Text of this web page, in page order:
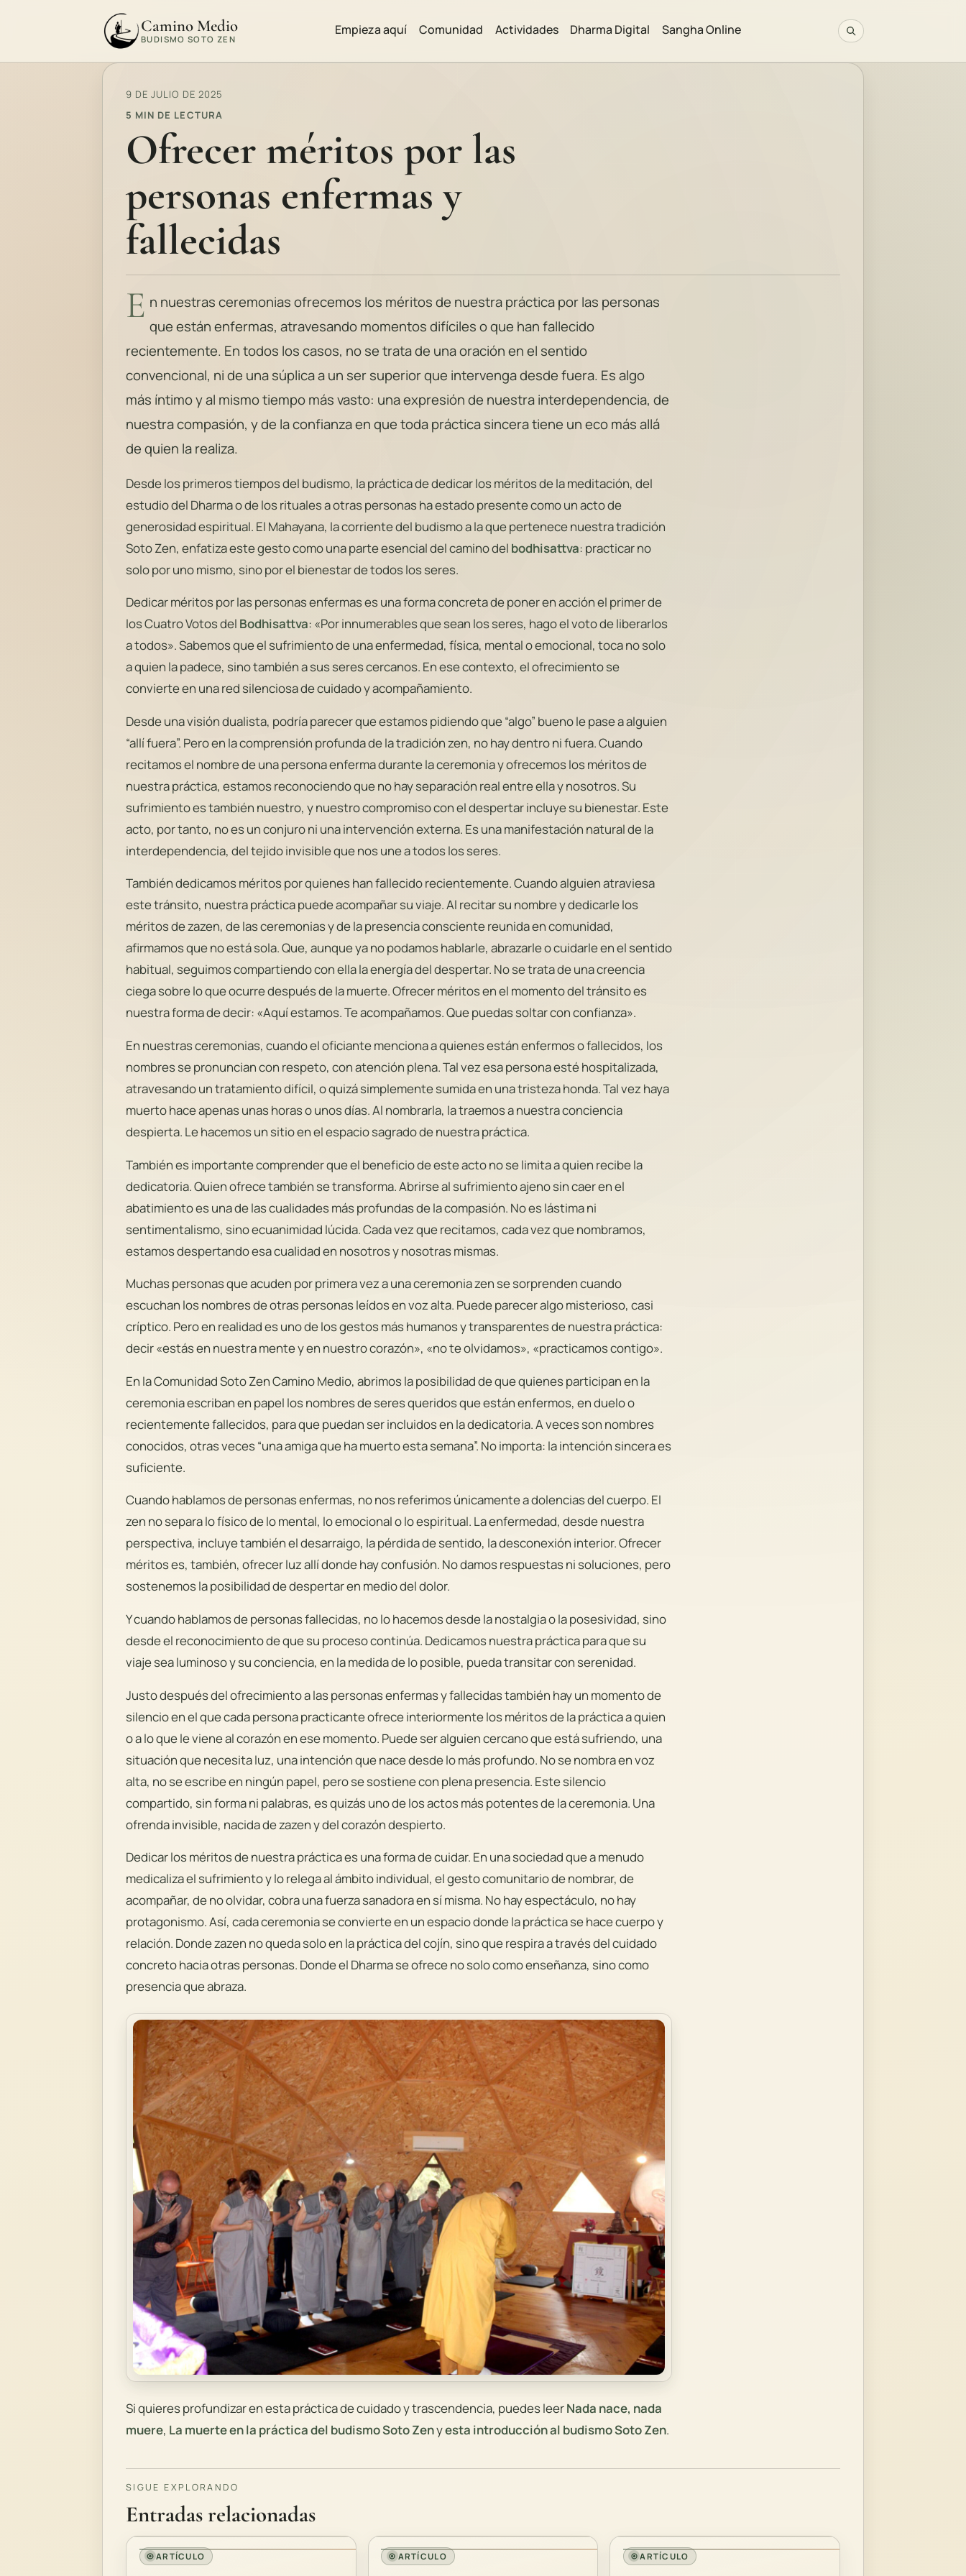
Camino Medio
BUDISMO SOTO ZEN
Empieza aquí Comunidad Actividades Dharma Digital Sangha Online
9 DE JULIO DE 2025
5 MIN DE LECTURA
Ofrecer méritos por las
personas enfermas y
fallecidas
E n nuestras ceremonias ofrecemos los méritos de nuestra práctica por las personas
que están enfermas, atravesando momentos difíciles o que han fallecido
recientemente. En todos los casos, no se trata de una oración en el sentido
convencional, ni de una súplica a un ser superior que intervenga desde fuera. Es algo
más íntimo y al mismo tiempo más vasto: una expresión de nuestra interdependencia, de
nuestra compasión, y de la confianza en que toda práctica sincera tiene un eco más allá
de quien la realiza.
Desde los primeros tiempos del budismo, la práctica de dedicar los méritos de la meditación, del
estudio del Dharma o de los rituales a otras personas ha estado presente como un acto de
generosidad espiritual. El Mahayana, la corriente del budismo a la que pertenece nuestra tradición
Soto Zen, enfatiza este gesto como una parte esencial del camino del bodhisattva: practicar no
solo por uno mismo, sino por el bienestar de todos los seres.
Dedicar méritos por las personas enfermas es una forma concreta de poner en acción el primer de
los Cuatro Votos del Bodhisattva: «Por innumerables que sean los seres, hago el voto de liberarlos
a todos». Sabemos que el sufrimiento de una enfermedad, física, mental o emocional, toca no solo
a quien la padece, sino también a sus seres cercanos. En ese contexto, el ofrecimiento se
convierte en una red silenciosa de cuidado y acompañamiento.
Desde una visión dualista, podría parecer que estamos pidiendo que “algo” bueno le pase a alguien
“allí fuera”. Pero en la comprensión profunda de la tradición zen, no hay dentro ni fuera. Cuando
recitamos el nombre de una persona enferma durante la ceremonia y ofrecemos los méritos de
nuestra práctica, estamos reconociendo que no hay separación real entre ella y nosotros. Su
sufrimiento es también nuestro, y nuestro compromiso con el despertar incluye su bienestar. Este
acto, por tanto, no es un conjuro ni una intervención externa. Es una manifestación natural de la
interdependencia, del tejido invisible que nos une a todos los seres.
También dedicamos méritos por quienes han fallecido recientemente. Cuando alguien atraviesa
este tránsito, nuestra práctica puede acompañar su viaje. Al recitar su nombre y dedicarle los
méritos de zazen, de las ceremonias y de la presencia consciente reunida en comunidad,
afirmamos que no está sola. Que, aunque ya no podamos hablarle, abrazarle o cuidarle en el sentido
habitual, seguimos compartiendo con ella la energía del despertar. No se trata de una creencia
ciega sobre lo que ocurre después de la muerte. Ofrecer méritos en el momento del tránsito es
nuestra forma de decir: «Aquí estamos. Te acompañamos. Que puedas soltar con confianza».
En nuestras ceremonias, cuando el oficiante menciona a quienes están enfermos o fallecidos, los
nombres se pronuncian con respeto, con atención plena. Tal vez esa persona esté hospitalizada,
atravesando un tratamiento difícil, o quizá simplemente sumida en una tristeza honda. Tal vez haya
muerto hace apenas unas horas o unos días. Al nombrarla, la traemos a nuestra conciencia
despierta. Le hacemos un sitio en el espacio sagrado de nuestra práctica.
También es importante comprender que el beneficio de este acto no se limita a quien recibe la
dedicatoria. Quien ofrece también se transforma. Abrirse al sufrimiento ajeno sin caer en el
abatimiento es una de las cualidades más profundas de la compasión. No es lástima ni
sentimentalismo, sino ecuanimidad lúcida. Cada vez que recitamos, cada vez que nombramos,
estamos despertando esa cualidad en nosotros y nosotras mismas.
Muchas personas que acuden por primera vez a una ceremonia zen se sorprenden cuando
escuchan los nombres de otras personas leídos en voz alta. Puede parecer algo misterioso, casi
críptico. Pero en realidad es uno de los gestos más humanos y transparentes de nuestra práctica:
decir «estás en nuestra mente y en nuestro corazón», «no te olvidamos», «practicamos contigo».
En la Comunidad Soto Zen Camino Medio, abrimos la posibilidad de que quienes participan en la
ceremonia escriban en papel los nombres de seres queridos que están enfermos, en duelo o
recientemente fallecidos, para que puedan ser incluidos en la dedicatoria. A veces son nombres
conocidos, otras veces “una amiga que ha muerto esta semana”. No importa: la intención sincera es
suficiente.
Cuando hablamos de personas enfermas, no nos referimos únicamente a dolencias del cuerpo. El
zen no separa lo físico de lo mental, lo emocional o lo espiritual. La enfermedad, desde nuestra
perspectiva, incluye también el desarraigo, la pérdida de sentido, la desconexión interior. Ofrecer
méritos es, también, ofrecer luz allí donde hay confusión. No damos respuestas ni soluciones, pero
sostenemos la posibilidad de despertar en medio del dolor.
Y cuando hablamos de personas fallecidas, no lo hacemos desde la nostalgia o la posesividad, sino
desde el reconocimiento de que su proceso continúa. Dedicamos nuestra práctica para que su
viaje sea luminoso y su conciencia, en la medida de lo posible, pueda transitar con serenidad.
Justo después del ofrecimiento a las personas enfermas y fallecidas también hay un momento de
silencio en el que cada persona practicante ofrece interiormente los méritos de la práctica a quien
o a lo que le viene al corazón en ese momento. Puede ser alguien cercano que está sufriendo, una
situación que necesita luz, una intención que nace desde lo más profundo. No se nombra en voz
alta, no se escribe en ningún papel, pero se sostiene con plena presencia. Este silencio
compartido, sin forma ni palabras, es quizás uno de los actos más potentes de la ceremonia. Una
ofrenda invisible, nacida de zazen y del corazón despierto.
Dedicar los méritos de nuestra práctica es una forma de cuidar. En una sociedad que a menudo
medicaliza el sufrimiento y lo relega al ámbito individual, el gesto comunitario de nombrar, de
acompañar, de no olvidar, cobra una fuerza sanadora en sí misma. No hay espectáculo, no hay
protagonismo. Así, cada ceremonia se convierte en un espacio donde la práctica se hace cuerpo y
relación. Donde zazen no queda solo en la práctica del cojín, sino que respira a través del cuidado
concreto hacia otras personas. Donde el Dharma se ofrece no solo como enseñanza, sino como
presencia que abraza.
Si quieres profundizar en esta práctica de cuidado y trascendencia, puedes leerNada nace, nada
muere, La muerte en la práctica del budismo Soto Zenyesta introducción al budismo Soto Zen.
SIGUE EXPLORANDO
Entradas relacionadas
ARTÍCULO ARTÍCULO ARTÍCULO